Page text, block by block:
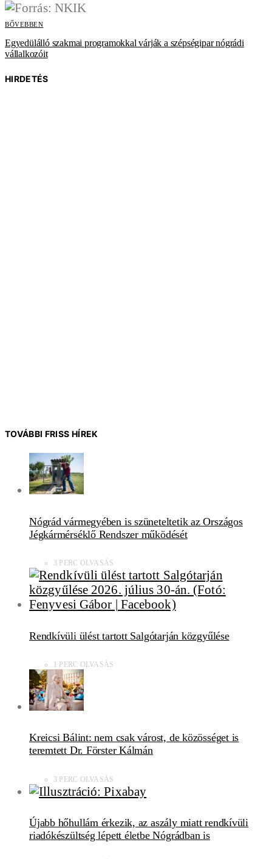
BŐVEBBEN
Egyedülálló szakmai programokkal várják a szépségipar nógrádi
vállalkozóit
HIRDETÉS
TOVÁBBI FRISS HÍREK
Nógrád vármegyében is szüneteltetik az Országos
Jégkármérséklő Rendszer működését
3 PERC OLVASÁS
Rendkívüli ülést tartott Salgótarján közgyűlése
1 PERC OLVASÁS
Kreicsi Bálint: nem csak várost, de közösséget is
teremtett Dr. Förster Kálmán
3 PERC OLVASÁS
Újabb hőhullám érkezik, az aszály miatt rendkívüli
riadókészültség lépett életbe Nógrádban is